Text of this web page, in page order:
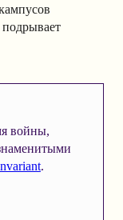
войны,
.